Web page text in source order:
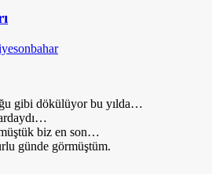
sonbahar
gibi dökülüyor bu yılda…
biz en son…
günde görmüştüm.